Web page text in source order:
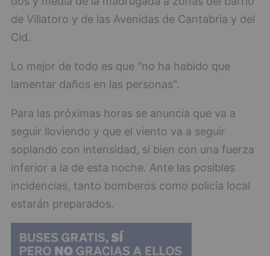
de Villatoro y de las Avenidas de Cantabria y del
Cid.
Lo mejor de todo es que "no ha habido que
lamentar daños en las personas".
Para las próximas horas se anuncia que va a
seguir lloviendo y que el viento va a seguir
soplando con intensidad, si bien con una fuerza
inferior a la de esta noche. Ante las posibles
incidencias, tanto bomberos como policía local
estarán preparados.